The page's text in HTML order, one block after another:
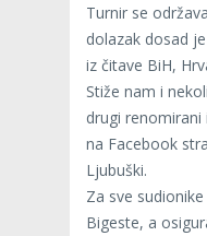
Turnir se
dolazak dosad
iz čitave BiH,
Stiže nam i
drugi
na Facebook
Ljubuški.
Za sve
Bigeste, a